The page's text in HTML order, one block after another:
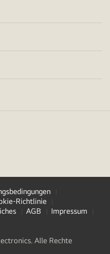
Richtlinie
AGB
Impressum
Alle Rechte